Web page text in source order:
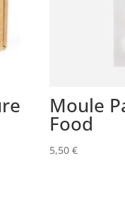
Moule
Food
5,50€